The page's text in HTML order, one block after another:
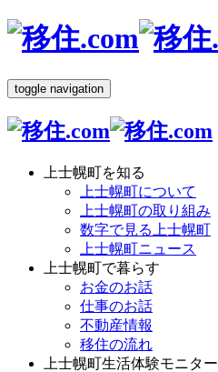
toggle navigation
上士幌町を知る
上士幌町について
上士幌町の取り組み
数字で見る上士幌町
上士幌町ニュース
上士幌町で暮らす
お金のお話
仕事のお話
不動産情報
移住の流れ
上士幌町生活体験モニター